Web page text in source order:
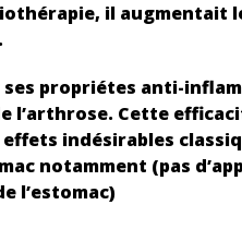
il
propriétes anti-
l’arthrose. Cette
effets indésirables
notamment (pas
l’estomac)